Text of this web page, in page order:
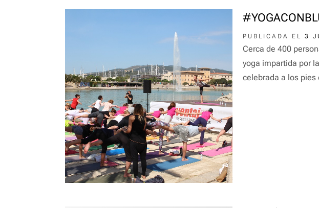
b
ar
PUBLICADA EL 3
Cerca de 400
yoga impartida por
celebrada a los